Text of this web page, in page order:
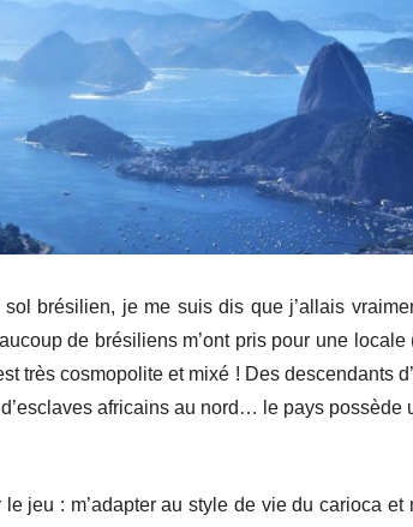
brésilien, je me suis dis que j’allais
de brésiliens m’ont pris pour une
très cosmopolite et mixé ! Des descendants
africains au nord… le pays possède
jeu : m’adapter au style de vie du carioca